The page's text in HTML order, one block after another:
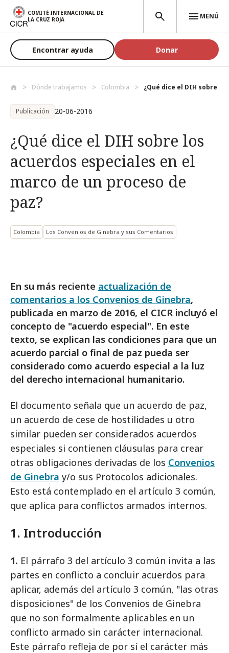
Pasar al contenido principal
COMITÉ INTERNACIONAL DE
LA CRUZ ROJA
MENÚ
Encontrar ayuda Donar
Dónde trabajamos Colombia ¿Qué dice el DIH sobre
Publicación 20-06-2016
¿Qué dice el DIH sobre los
acuerdos especiales en el
marco de un proceso de
paz?
Colombia Los Convenios de Ginebra y sus Comentarios
En su más reciente actualización de
comentarios a los Convenios de Ginebra,
publicada en marzo de 2016, el CICR incluyó el
concepto de "acuerdo especial". En este
texto, se explican las condiciones para que un
acuerdo parcial o final de paz pueda ser
considerado como acuerdo especial a la luz
del derecho internacional humanitario.
El documento señala que un acuerdo de paz,
un acuerdo de cese de hostilidades u otro
similar pueden ser considerados acuerdos
especiales si contienen cláusulas para crear
otras obligaciones derivadas de los Convenios
de Ginebra y/o sus Protocolos adicionales.
Esto está contemplado en el artículo 3 común,
que aplica para conflictos armados internos.
1. Introducción
1. El párrafo 3 del artículo 3 común invita a las
partes en conflicto a concluir acuerdos para
aplicar, además del artículo 3 común, "las otras
disposiciones" de los Convenios de Ginebra
que no son formalmente aplicables en un
conflicto armado sin carácter internacional.
Este párrafo refleja de por sí el carácter más